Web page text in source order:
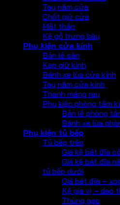
Tay nắm cửa
Chốt giữ cửa
Mắt thần
Kệ gỗ trưng bày
Phụ kiện cửa kính
Bản lề sàn
Kẹp giữ kính
Bánh xe lùa cửa kính
Tay nắm cửa kính
Thanh máng ray
Phụ kiện phòng tắm
Bản lề phòng
Bánh xe lùa
Phụ kiện tủ bếp
Tủ bếp trên
Giá kệ bát đĩa
Giá kệ bát đĩa
tủ bếp dưới
Giá bát đĩa –
Kệ gia vị – dao
Thùng gạo